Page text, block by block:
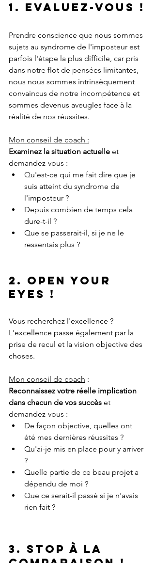
1. Evaluez-vous !
Prendre conscience que nous sommes
sujets au syndrome de l'imposteur est
parfois l'étape la plus difficile, car pris
dans notre flot de pensées limitantes,
nous nous sommes intrinsèquement
convaincus de notre incompétence et
sommes devenus aveugles face à la
réalité de nos réussites.
Mon conseil de coach :
Examinez la situation actuelle et
demandez-vous :
Qu'est-ce qui me fait dire que je
suis atteint du syndrome de
l'imposteur ?
Depuis combien de temps cela
dure-t-il ?
Que se passerait-il, si je ne le
ressentais plus ?
2. Open your
eyes !
Vous recherchez l'excellence ?
L'excellence passe également par la
prise de recul et la vision objective des
choses.
Mon conseil de coach :
Reconnaissez votre réelle implication
dans chacun de vos succès et
demandez-vous :
De façon objective, quelles ont
été mes dernières réussites ?
Qu'ai-je mis en place pour y arriver
?
Quelle partie de ce beau projet a
dépendu de moi ?
Que ce serait-il passé si je n'avais
rien fait ?
3. Stop à la